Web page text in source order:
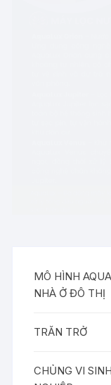
MÔ HÌNH
NHÀ Ở ĐÔ THỊ
TRĂN TRỞ
CHỦNG VI